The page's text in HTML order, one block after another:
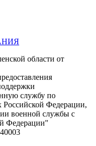
области от
службу по
Федерации,
военной службы с
Федерации"